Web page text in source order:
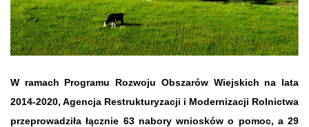
W ramach Programu Rozwoju Obszarów Wiejskich na lata
2014-2020, Agencja Restrukturyzacji i Modernizacji Rolnictwa
przeprowadziła łącznie 63 nabory wniosków o pomoc, a 29